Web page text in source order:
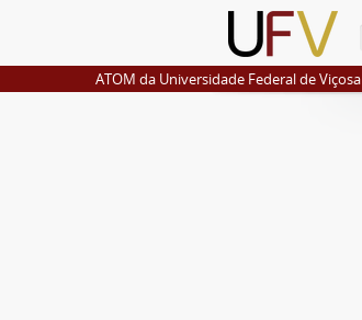
ATOM da Universidade Federal de Viçosa